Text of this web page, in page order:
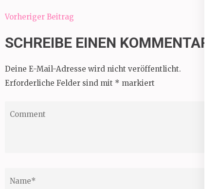
Beitragsnavigation
Vorheriger Beitrag
SCHREIBE EINEN KOMMENTAR
Deine E-Mail-Adresse wird nicht veröffentlicht.
Erforderliche Felder sind mit * markiert